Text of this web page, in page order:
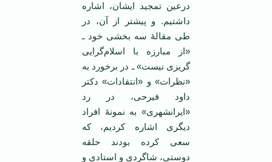
درعین تمجید ایشان، اشاره
داشتیم. و پیشتر از آن، در
طی مقالۀ سه بخشی خود ـ
«از مبارزه با اسلام‌گرایی
گریزی نیست» ـ در برخورد به
«نظرات» و «انتقادات» دکتر
داود فیرحی، در رد
«ایرانشهری» به نمونۀ افراد
دیگری اشاره کردیم، که
سعی کرده بودند حلقه
دوستی، شاگردی و استادی و